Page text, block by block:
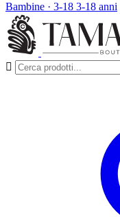
Bambine · 3-18 3-18 anni
